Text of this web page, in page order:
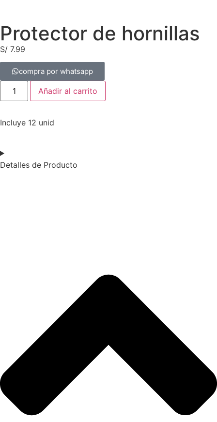
Protector de hornillas
S/ 7.99
compra por whatsapp
Añadir al carrito
Incluye 12 unid
Detalles de Producto